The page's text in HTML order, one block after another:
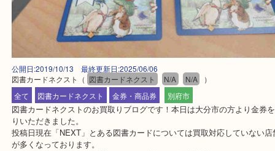
公開日:2019/10/13 最終更新日:2025/06/06
図書カードネクスト（